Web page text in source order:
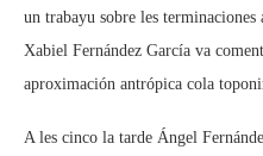
un trabayu sobre les
Xabiel Fernández García va
aproximación antrópica cola
A les cinco la tarde Ángel